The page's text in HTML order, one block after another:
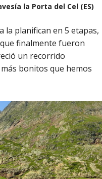
la Porta del Cel (ES)
la planifican en 5 etapas,
finalmente fueron
un recorrido
bonitos que hemos